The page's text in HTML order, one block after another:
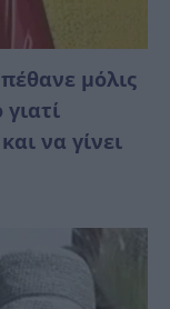
μόλις
να γίνει